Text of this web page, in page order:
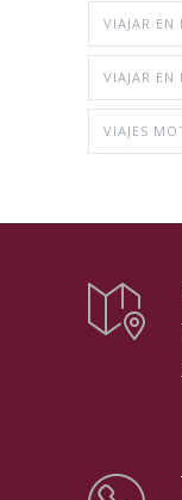
VIAJAR EN
VIAJAR EN
VIAJES